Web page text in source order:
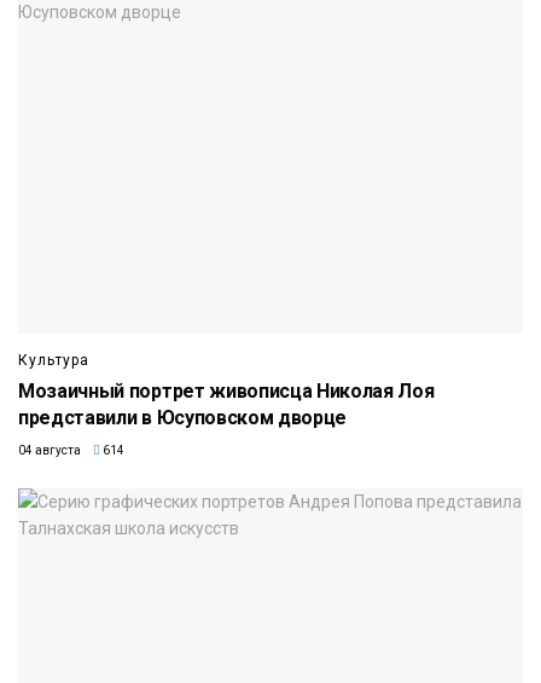
Культура
Мозаичный портрет живописца Николая Лоя
представили в Юсуповском дворце
04 августа 614